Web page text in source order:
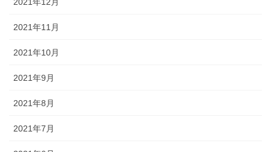
2021年11月
2021年10月
2021年9月
2021年8月
2021年7月